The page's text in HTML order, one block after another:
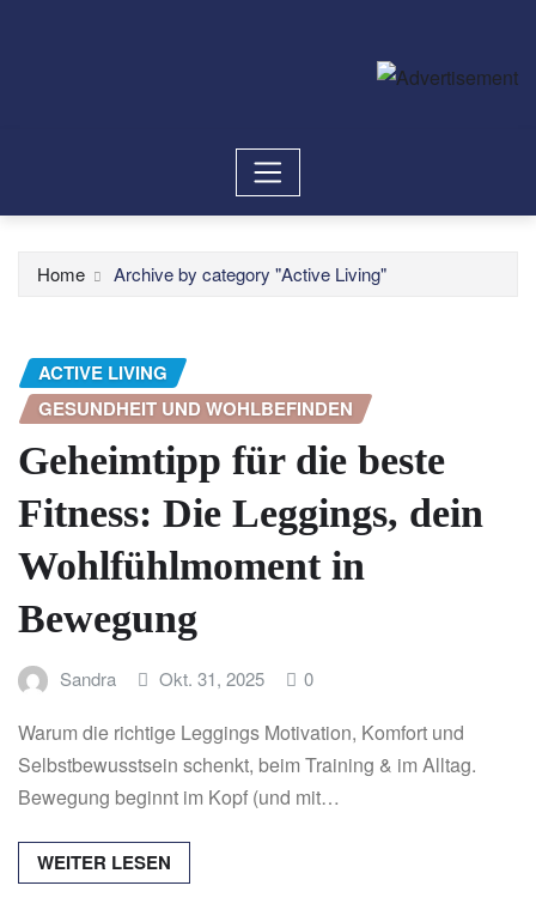
Home Archive by category "Active Living"
ACTIVE LIVING
GESUNDHEIT UND WOHLBEFINDEN
Geheimtipp für die beste
Fitness: Die Leggings, dein
Wohlfühlmoment in
Bewegung
Sandra Okt. 31, 2025 0
Warum die richtige Leggings Motivation, Komfort und
Selbstbewusstsein schenkt, beim Training & im Alltag.
Bewegung beginnt im Kopf (und mit…
WEITER LESEN